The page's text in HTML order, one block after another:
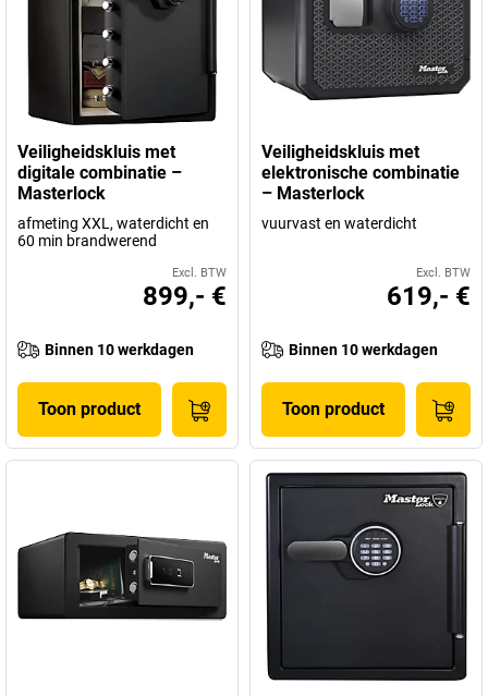
Veiligheidskluis met
digitale combinatie –
Masterlock
afmeting XXL, waterdicht en
60 min brandwerend
Excl. BTW
899,- €
Binnen 10 werkdagen
Toon product
Veiligheidskluis met
elektronische combinatie
– Masterlock
vuurvast en waterdicht
Excl. BTW
619,- €
Binnen 10 werkdagen
Toon product